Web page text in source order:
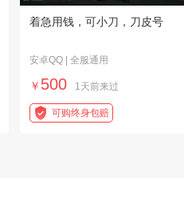
着急用钱，可小刀，刀皮号
安卓QQ | 全服通用
￥ 500 1天前来过
可购终身包赔